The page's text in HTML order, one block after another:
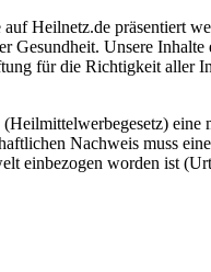
Heilnetz.de präsentiert
Unsere
für die Richtigkeit aller
Nachweis muss
einbezogen worden ist